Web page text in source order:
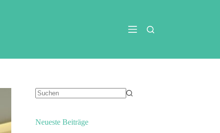
Neueste Beiträge